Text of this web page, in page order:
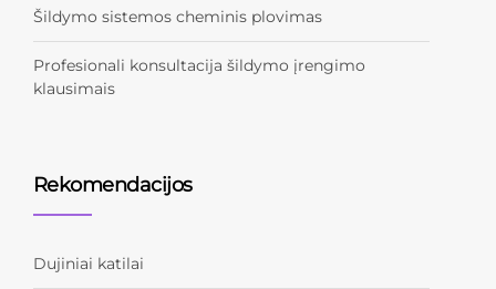
Šildymo sistemos cheminis plovimas
Profesionali konsultacija šildymo įrengimo
klausimais
Rekomendacijos
Dujiniai katilai